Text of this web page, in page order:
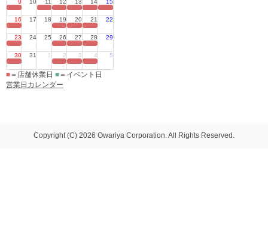
9 10 11 12 13 14 15
16 17 18 19 20 21 22
23 24 25 26 27 28 29
30 31 1 2 3 4 5
■ ＝店舗休業日 ■ ＝イベント日
営業日カレンダー
Copyright (C) 2026 Owariya Corporation. All Rights Reserved.